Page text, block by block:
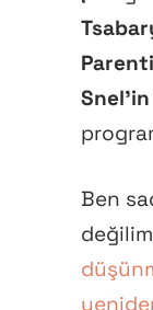
Ben